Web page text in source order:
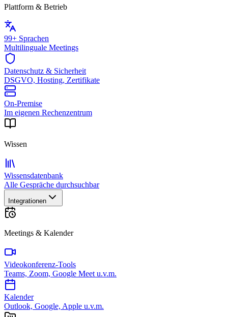
Plattform & Betrieb
99+ Sprachen
Multilinguale Meetings
Datenschutz & Sicherheit
DSGVO, Hosting, Zertifikate
On-Premise
Im eigenen Rechenzentrum
Wissen
Wissensdatenbank
Alle Gespräche durchsuchbar
Integrationen
Meetings & Kalender
Videokonferenz-Tools
Teams, Zoom, Google Meet u.v.m.
Kalender
Outlook, Google, Apple u.v.m.